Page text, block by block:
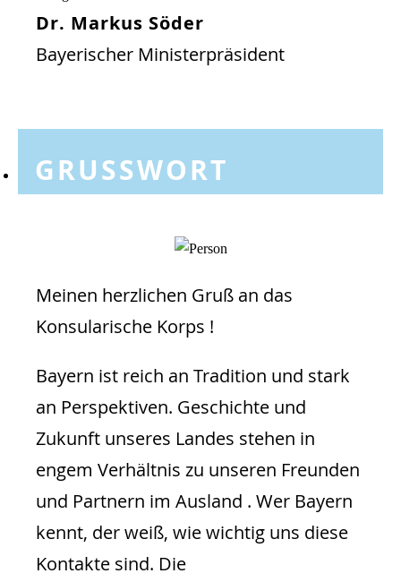
Dr. Markus Söder
Bayerischer Ministerpräsident
GRUSSWORT
Meinen herzlichen Gruß an das
Konsularische Korps !
Bayern ist reich an Tradition und stark
an Perspektiven. Geschichte und
Zukunft unseres Landes stehen in
engem Verhältnis zu unseren Freunden
und Partnern im Ausland . Wer Bayern
kennt, der weiß, wie wichtig uns diese
Kontakte sind. Die